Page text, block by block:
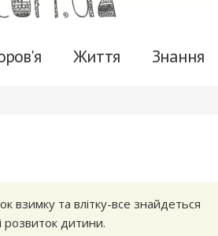
Життя Знання
взимку та влітку-все знайдеться
розвиток дитини.